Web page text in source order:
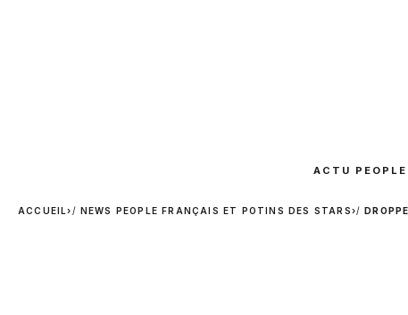
ACTU PEOPLE
ACCUEIL› NEWS PEOPLE FRANÇAIS ET POTINS DES STARS›